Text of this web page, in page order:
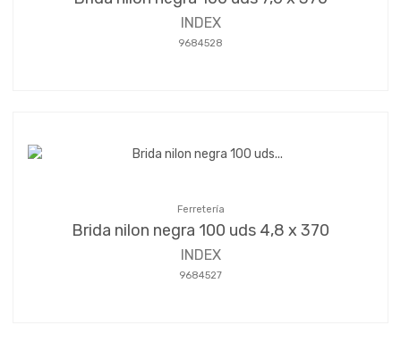
INDEX
9684528
Ferretería
Brida nilon negra 100 uds 4,8 x 370
INDEX
9684527